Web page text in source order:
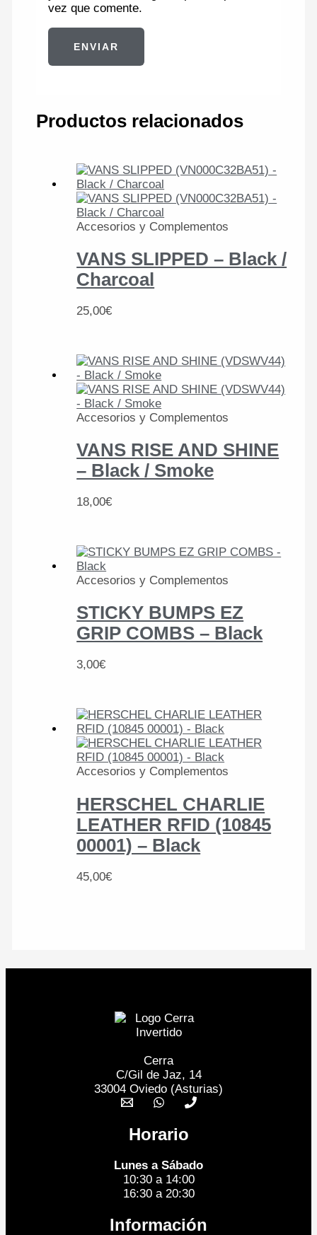
vez que comente.
Productos relacionados
Accesorios y Complementos
VANS SLIPPED – Black /
Charcoal
25,00€
Accesorios y Complementos
VANS RISE AND SHINE
– Black / Smoke
18,00€
Accesorios y Complementos
STICKY BUMPS EZ
GRIP COMBS – Black
3,00€
Accesorios y Complementos
HERSCHEL CHARLIE
LEATHER RFID (10845
00001) – Black
45,00€
Cerra
C/Gil de Jaz, 14
33004 Oviedo (Asturias)
Horario
Lunes a Sábado
10:30 a 14:00
16:30 a 20:30
Información